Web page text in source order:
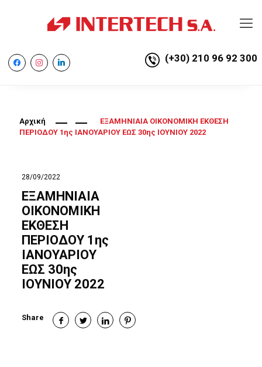
facebookinstagramlinkedin (+30) 210 96 92 300
Αρχική
ΕΞΑΜΗΝΙΑΙΑ ΟΙΚΟΝΟΜΙΚΗ ΕΚΘΕΣΗ
ΠΕΡΙΟΔΟΥ 1ης ΙΑΝΟΥΑΡΙΟΥ ΕΩΣ 30ης ΙΟΥΝΙΟΥ 2022
28/09/2022
ΕΞΑΜΗΝΙΑΙΑ
ΟΙΚΟΝΟΜΙΚΗ
ΕΚΘΕΣΗ
ΠΕΡΙΟΔΟΥ 1ης
ΙΑΝΟΥΑΡΙΟΥ
ΕΩΣ 30ης
ΙΟΥΝΙΟΥ 2022
Share